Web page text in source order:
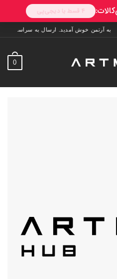
به آرتمن خوش آمدید. ارسال به سراسر ایران. 7 روز فرصت تست در منزل. 1 سال خدمات پس از فروش.
0